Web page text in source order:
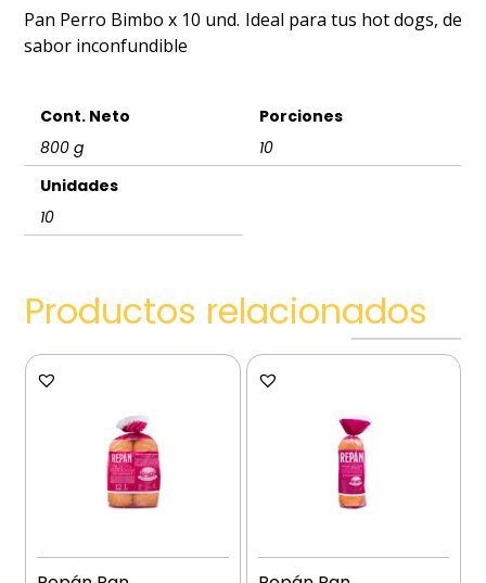
Pan Perro Bimbo x 10 und. Ideal para tus hot dogs, de
sabor inconfundible
Cont. Neto
800 g
Porciones
10
Unidades
10
Productos relacionados